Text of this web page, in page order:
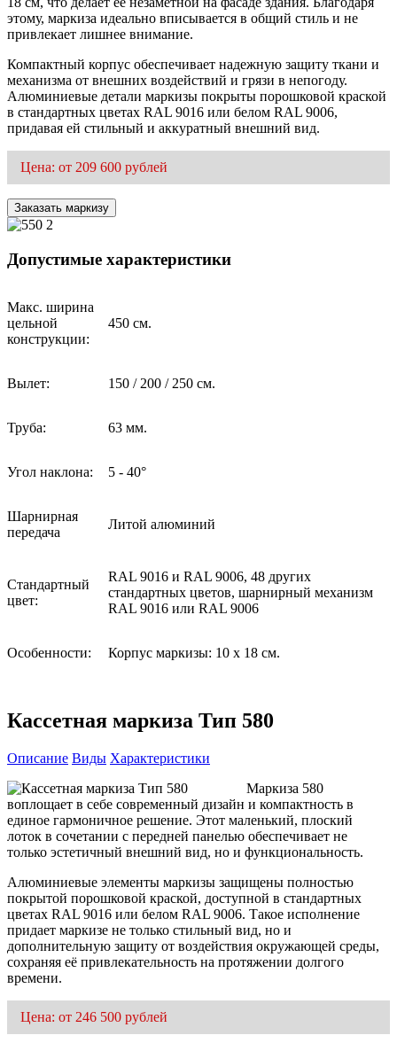
этому, маркиза идеально вписывается в общий стиль и не
привлекает лишнее внимание.
Компактный корпус обеспечивает надежную защиту ткани и
механизма от внешних воздействий и грязи в непогоду.
Алюминиевые детали маркизы покрыты порошковой краской
в стандартных цветах RAL 9016 или белом RAL 9006,
придавая ей стильный и аккуратный внешний вид.
Цена: от 209 600 рублей
Заказать маркизу
Допустимые характеристики
Макс. ширина
цельной
конструкции:
450 см.
Вылет: 150 / 200 / 250 см.
Труба: 63 мм.
Угол наклона: 5 - 40°
Шарнирная
передача
Литой алюминий
Стандартный
цвет:
RAL 9016 и RAL 9006, 48 других
стандартных цветов, шарнирный механизм
RAL 9016 или RAL 9006
Особенности: Корпус маркизы: 10 x 18 см.
Кассетная маркиза Тип 580
Описание Виды Характеристики
Маркиза 580
воплощает в себе современный дизайн и компактность в
единое гармоничное решение. Этот маленький, плоский
лоток в сочетании с передней панелью обеспечивает не
только эстетичный внешний вид, но и функциональность.
Алюминиевые элементы маркизы защищены полностью
покрытой порошковой краской, доступной в стандартных
цветах RAL 9016 или белом RAL 9006. Такое исполнение
придает маркизе не только стильный вид, но и
дополнительную защиту от воздействия окружающей среды,
сохраняя её привлекательность на протяжении долгого
времени.
Цена: от 246 500 рублей